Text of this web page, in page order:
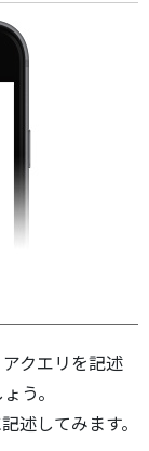
クエリを記述
う。
述してみます。